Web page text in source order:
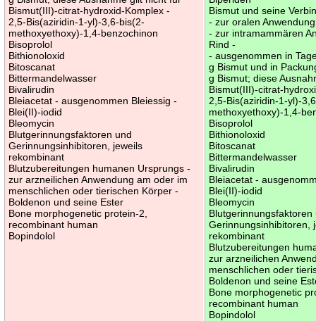
Bismut(III)-citrat-hydroxid-Komplex -
2,5-Bis(aziridin-1-yl)-3,6-bis(2-
methoxyethoxy)-1,4-benzochinon
Bisoprolol
Bithionoloxid
Bitoscanat
Bittermandelwasser
Bivalirudin
Bleiacetat - ausgenommen Bleiessig -
Blei(II)-iodid
Bleomycin
Blutgerinnungsfaktoren und
Gerinnungsinhibitoren, jeweils
rekombinant
Blutzubereitungen humanen Ursprungs -
zur arzneilichen Anwendung am oder im
menschlichen oder tierischen Körper -
Boldenon und seine Ester
Bone morphogenetic protein-2,
recombinant human
Bopindolol
Bismut und seine
- zur oralen
- zur intramammären
Rind -
- ausgenommen in
g Bismut und in
g Bismut; diese
Bismut(III)-citrat-
2,5-Bis(aziridin-1-yl)-
methoxyethoxy)-1,4-
Bisoprolol
Bithionoloxid
Bitoscanat
Bittermandelwasser
Bivalirudin
Bleiacetat -
Blei(II)-iodid
Bleomycin
Blutgerinnungsfaktoren
Gerinnungsinhibitoren,
rekombinant
Blutzubereitungen
zur arzneilichen
menschlichen oder
Boldenon und seine
Bone morphogenetic
recombinant human
Bopindolol